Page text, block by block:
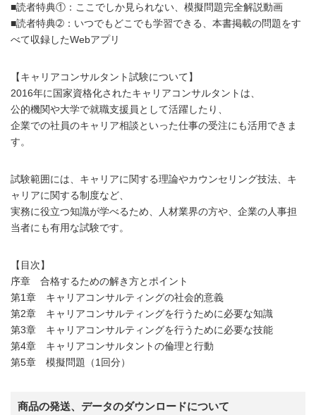
■読者特典①：ここでしか見られない、模擬問題完全解説動画
■読者特典➁：いつでもどこでも学習できる、本書掲載の問題をす
べて収録したWebアプリ
【キャリアコンサルタント試験について】
2016年に国家資格化されたキャリアコンサルタントは、
公的機関や大学で就職支援員として活躍したり、
企業での社員のキャリア相談といった仕事の受注にも活用できま
す。
試験範囲には、キャリアに関する理論やカウンセリング技法、キ
ャリアに関する制度など、
実務に役立つ知識が学べるため、人材業界の方や、企業の人事担
当者にも有用な試験です。
【目次】
序章 合格するための解き方とポイント
第1章 キャリアコンサルティングの社会的意義
第2章 キャリアコンサルティングを行うために必要な知識
第3章 キャリアコンサルティングを行うために必要な技能
第4章 キャリアコンサルタントの倫理と行動
第5章 模擬問題（1回分）
商品の発送、データのダウンロードについて